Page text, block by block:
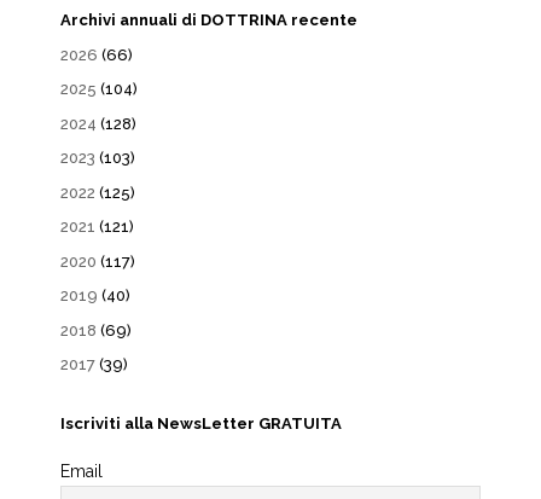
Archivi annuali di DOTTRINA recente
2026 (66)
2025 (104)
2024 (128)
2023 (103)
2022 (125)
2021 (121)
2020 (117)
2019 (40)
2018 (69)
2017 (39)
Iscriviti alla NewsLetter GRATUITA
Email